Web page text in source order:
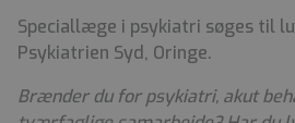
Speciallæge i psykiatri søges til
Psykiatrien Syd, Oringe.
Brænder du for psykiatri, akut